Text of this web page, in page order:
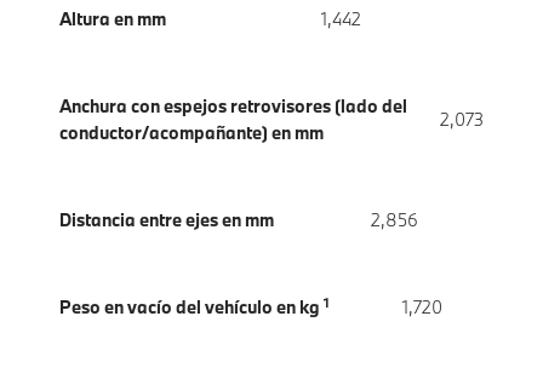
Altura en mm 1,442
Anchura con espejos retrovisores (lado del
conductor/acompañante) en mm
2,073
Distancia entre ejes en mm 2,856
Peso en vacío del vehículo en kg 1 1,720